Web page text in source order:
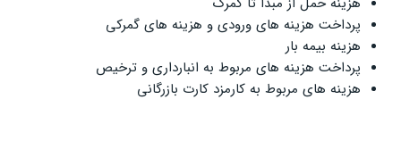
پرداخت هزینه های ورودی و هزینه های گمرکی
هزینه بیمه بار
پرداخت هزینه های مربوط به انبارداری و ترخیص
هزینه های مربوط به کارمزد کارت بازرگانی